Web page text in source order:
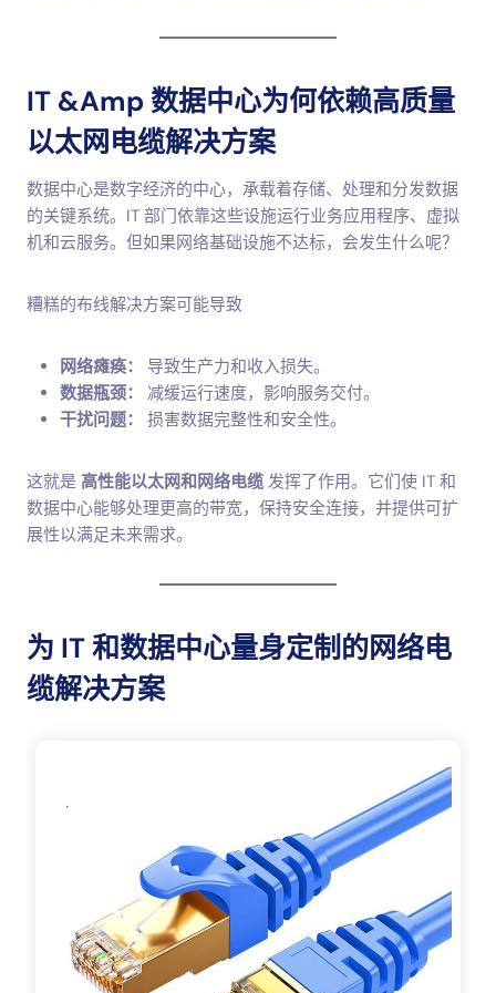
IT &amp 数据中心为何依赖高质量
以太网电缆解决方案
数据中心是数字经济的中心，承载着存储、处理和分发数据
的关键系统。IT 部门依靠这些设施运行业务应用程序、虚拟
机和云服务。但如果网络基础设施不达标，会发生什么呢？
糟糕的布线解决方案可能导致
网络瘫痪：
导致生产力和收入损失。
数据瓶颈：
减缓运行速度，影响服务交付。
干扰问题：
损害数据完整性和安全性。
这就是 高性能以太网和网络电缆 发挥了作用。它们使 IT 和
数据中心能够处理更高的带宽，保持安全连接，并提供可扩
展性以满足未来需求。
为 IT 和数据中心量身定制的网络电
缆解决方案